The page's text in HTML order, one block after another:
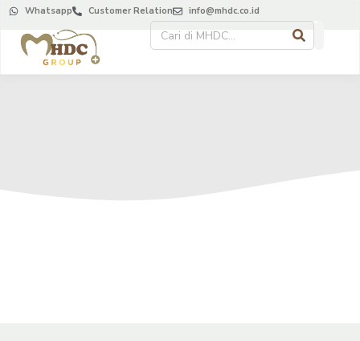
Whatsapp Customer Relation info@mhdc.co.id